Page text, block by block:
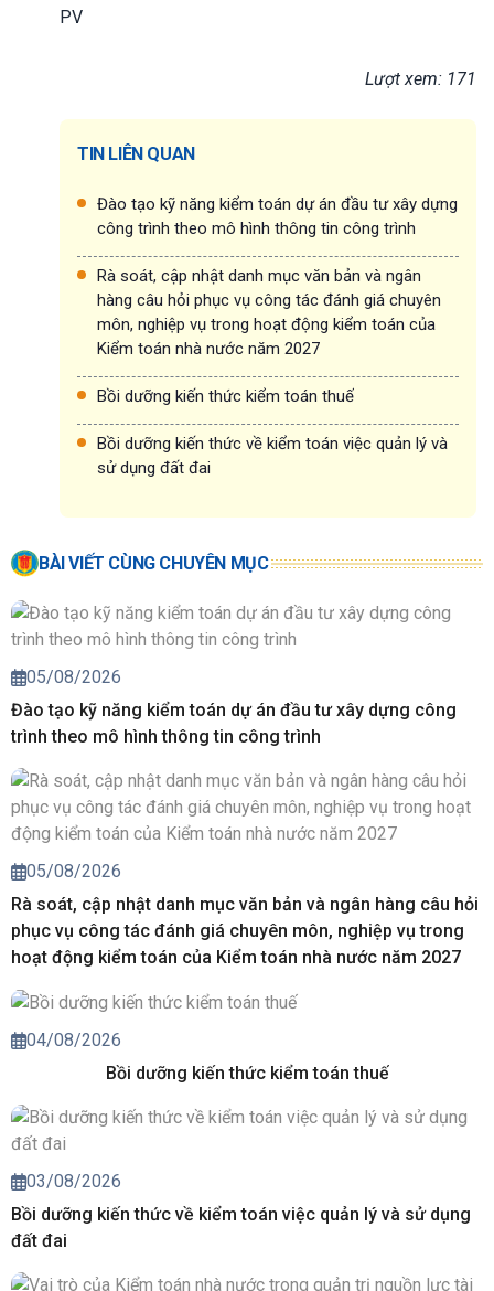
PV
Lượt xem: 171
TIN LIÊN QUAN
Đào tạo kỹ năng kiểm toán dự án đầu tư xây dựng
công trình theo mô hình thông tin công trình
Rà soát, cập nhật danh mục văn bản và ngân
hàng câu hỏi phục vụ công tác đánh giá chuyên
môn, nghiệp vụ trong hoạt động kiểm toán của
Kiểm toán nhà nước năm 2027
Bồi dưỡng kiến thức kiểm toán thuế
Bồi dưỡng kiến thức về kiểm toán việc quản lý và
sử dụng đất đai
BÀI VIẾT CÙNG CHUYÊN MỤC
05/08/2026
Đào tạo kỹ năng kiểm toán dự án đầu tư xây dựng công
trình theo mô hình thông tin công trình
05/08/2026
Rà soát, cập nhật danh mục văn bản và ngân hàng câu hỏi
phục vụ công tác đánh giá chuyên môn, nghiệp vụ trong
hoạt động kiểm toán của Kiểm toán nhà nước năm 2027
04/08/2026
Bồi dưỡng kiến thức kiểm toán thuế
03/08/2026
Bồi dưỡng kiến thức về kiểm toán việc quản lý và sử dụng
đất đai